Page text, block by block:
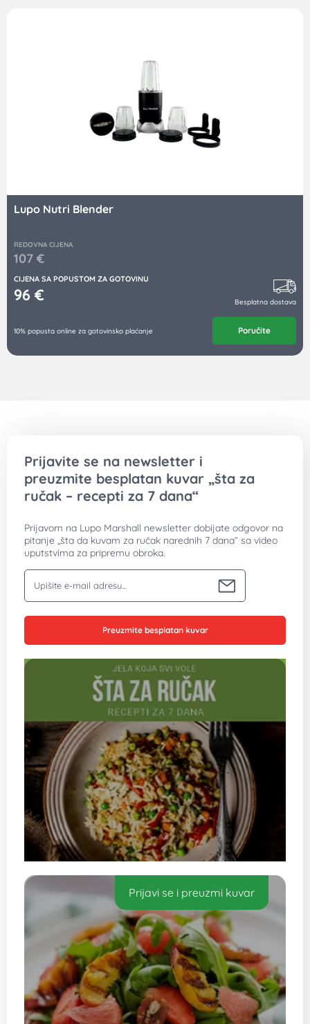
Lupo Nutri Blender
REDOVNA CIJENA
107 €
CIJENA SA POPUSTOM ZA GOTOVINU
96 € Besplatna dostava
10% popusta online za gotovinsko plaćanje Poručite
Prijavite se na newsletter i
preuzmite besplatan kuvar „šta za
ručak – recepti za 7 dana“
Prijavom na Lupo Marshall newsletter dobijate odgovor na
pitanje „šta da kuvam za ručak narednih 7 dana“ sa video
uputstvima za pripremu obroka.
Preuzmite besplatan kuvar
Prijavi se i preuzmi kuvar